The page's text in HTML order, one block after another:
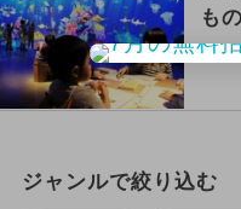
も
ジャンルで絞り込む